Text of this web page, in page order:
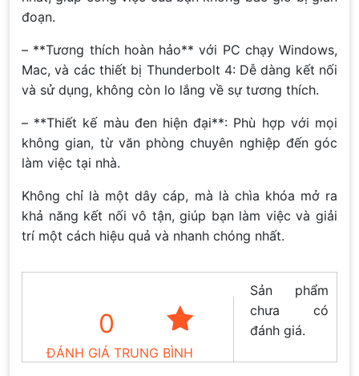
đoạn.
– **Tương thích hoàn hảo** với PC chạy Windows,
Mac, và các thiết bị Thunderbolt 4: Dễ dàng kết nối
và sử dụng, không còn lo lắng về sự tương thích.
– **Thiết kế màu đen hiện đại**: Phù hợp với mọi
không gian, từ văn phòng chuyên nghiệp đến góc
làm việc tại nhà.
Không chỉ là một dây cáp, mà là chìa khóa mở ra
khả năng kết nối vô tận, giúp bạn làm việc và giải
trí một cách hiệu quả và nhanh chóng nhất.
0
ĐÁNH GIÁ TRUNG BÌNH
Sản phẩm
chưa có
đánh giá.